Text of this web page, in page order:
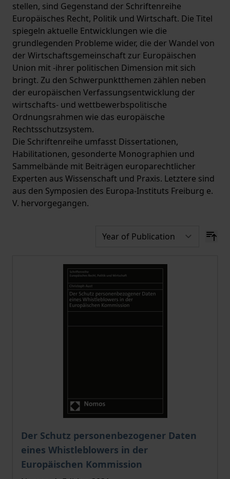
stellen, sind Gegenstand der Schriftenreihe
Europäisches Recht, Politik und Wirtschaft. Die Titel
spiegeln aktuelle Entwicklungen wie die
grundlegenden Probleme wider, die der Wandel von
der Wirtschaftsgemeinschaft zur Europäischen
Union mit -ihrer politischen Dimension mit sich
bringt. Zu den Schwerpunktthemen zählen neben
der europäischen Verfassungsentwicklung der
wirtschafts- und wettbewerbspolitische
Ordnungsrahmen wie das europäische
Rechtsschutzsystem.
Die Schriftenreihe umfasst Dissertationen,
Habilitationen, gesonderte Monographien und
Sammelbände mit Beiträgen europarechtlicher
Experten aus Wissenschaft und Praxis. Letztere sind
aus den Symposien des Europa-Instituts Freiburg e.
V. hervorgegangen.
Der Schutz personenbezogener Daten
eines Whistleblowers in der
Europäischen Kommission
The price depends on the options chosen on the